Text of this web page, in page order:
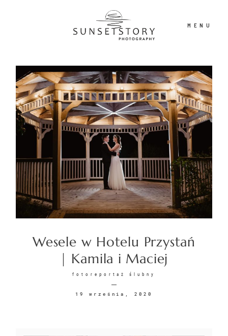
MENU
Wesele w Hotelu Przystań
| Kamila i Maciej
fotoreportaż ślubny
19 września, 2020
PORTFOLIO
OFERTA
CONTENT CREATOR
FILM
O NAS
KONTAKT